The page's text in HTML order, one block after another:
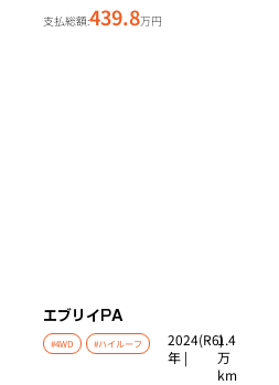
支払総額:439.8万円
エブリイ PA
#4WD #ハイルーフ
2024(R6)
年 |
1.4
万
km